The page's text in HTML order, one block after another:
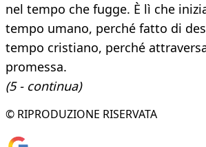
nel tempo che fugge. È lì che
tempo umano, perché fatto di
tempo cristiano, perché
promessa.
(5 - continua)
© RIPRODUZIONE RISERVATA